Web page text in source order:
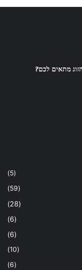
מתאים לכם?
(5)
(59)
(28)
(6)
(6)
(10)
(6)